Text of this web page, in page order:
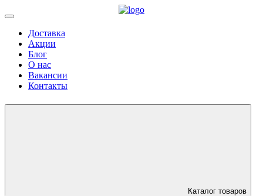
Доставка
Акции
Блог
О нас
Вакансии
Контакты
Каталог товаров